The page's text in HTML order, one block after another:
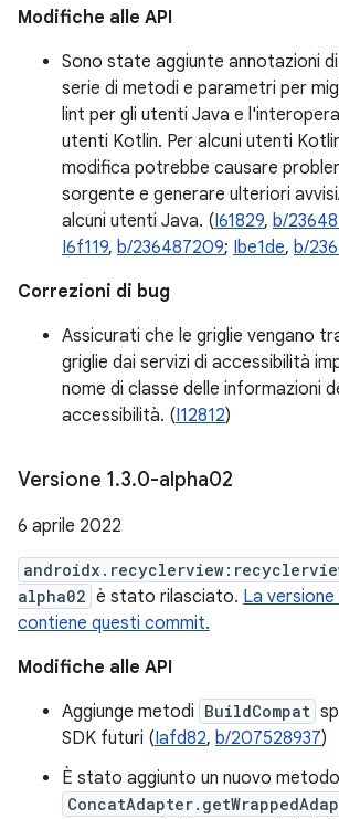
Modifiche alle API
Sono state aggiunte annotazioni
serie di metodi e parametri per
lint per gli utenti Java e
utenti Kotlin. Per alcuni utenti
modifica potrebbe causare
sorgente e generare ulteriori
alcuni utenti Java. (I61829, b/
I6f119, b/236487209; Ibe1de, b/
Correzioni di bug
Assicurati che le griglie vengano
griglie dai servizi di accessibilità
nome di classe delle informazioni
accessibilità. (I12812)
Versione 1.3.0-alpha02
6 aprile 2022
alpha02 è stato rilasciato. La
contiene questi commit.
Modifiche alle API
Aggiunge metodi BuildCompat
SDK futuri (Iafd82, b/207528937)
È stato aggiunto un nuovo metodo